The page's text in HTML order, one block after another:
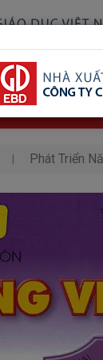
Phát Triển